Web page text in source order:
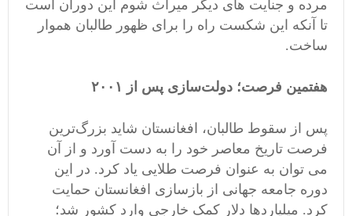
مرده و جنایت های دیگر میراث شوم این دوران است
تا آنکه این شکست راه را برای ظهور طالبان هموار
ساخت.
هفتمین فرصت؛ دولت‌سازی پس از ۲۰۰۱
پس از سقوط طالبان، افغانستان شاید بزرگ‌ترین
فرصت تاریخ معاصر خود را به دست آورد و از آن
می توان به عنوان فرصت طلایی یاد کرد. در این
دوره جامعه جهانی از بازسازی افغانستان حمایت
کرد. میلیاردها دلار کمک خارجی وارد کشور شد؛